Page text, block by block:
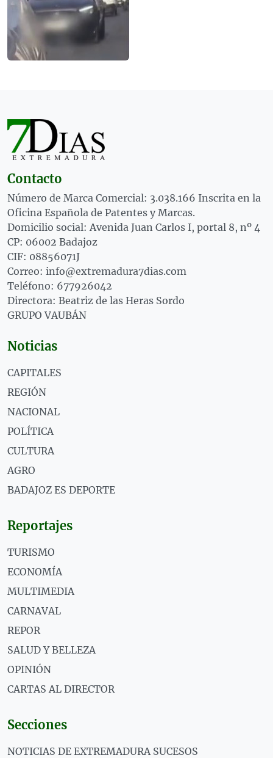
Contacto
Número de Marca Comercial: 3.038.166 Inscrita en la
Oficina Española de Patentes y Marcas.
Domicilio social: Avenida Juan Carlos I, portal 8, nº 4
CP: 06002 Badajoz
CIF: 08856071J
Correo: info@extremadura7dias.com
Teléfono: 677926042
Directora: Beatriz de las Heras Sordo
GRUPO VAUBÁN
Noticias
CAPITALES
REGIÓN
NACIONAL
POLÍTICA
CULTURA
AGRO
BADAJOZ ES DEPORTE
Reportajes
TURISMO
ECONOMÍA
MULTIMEDIA
CARNAVAL
REPOR
SALUD Y BELLEZA
OPINIÓN
CARTAS AL DIRECTOR
Secciones
NOTICIAS DE EXTREMADURA SUCESOS